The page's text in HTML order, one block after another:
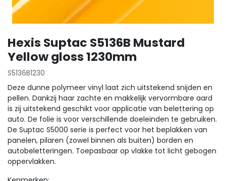
Hexis Suptac S5136B Mustard
Yellow gloss 1230mm
S5136B1230
Deze dunne polymeer vinyl laat zich uitstekend snijden en
pellen. Dankzij haar zachte en makkelijk vervormbare aard
is zij uitstekend geschikt voor applicatie van belettering op
auto. De folie is voor verschillende doeleinden te gebruiken.
De Suptac S5000 serie is perfect voor het beplakken van
panelen, pilaren (zowel binnen als buiten) borden en
autobeletteringen. Toepasbaar op vlakke tot licht gebogen
oppervlakken.